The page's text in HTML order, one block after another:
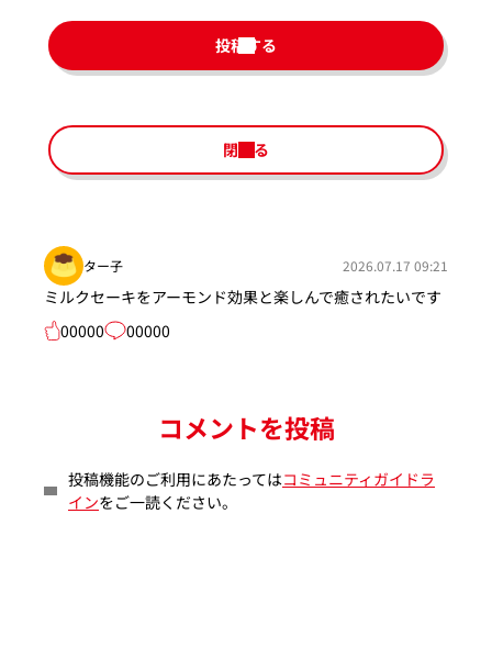
投稿する
閉じる
ター子 2026.07.17 09:21
ミルクセーキをアーモンド効果と楽しんで癒されたいです
00000
00000
コメントを投稿
投稿機能のご利用にあたってはコミュニティガイドラ
インをご一読ください。